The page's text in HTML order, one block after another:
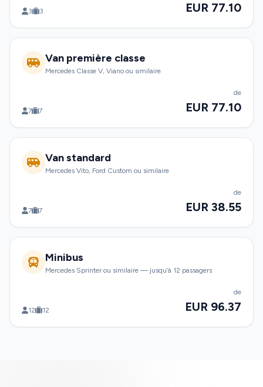
3 3 EUR 77.10
Van première classe
Mercedes Classe V, Viano ou similaire
7 7
de
EUR 77.10
Van standard
Mercedes Vito, Ford Custom ou similaire
7 7
de
EUR 38.55
Minibus
Mercedes Sprinter ou similaire — jusqu’à 12 passagers
12 12
de
EUR 96.37